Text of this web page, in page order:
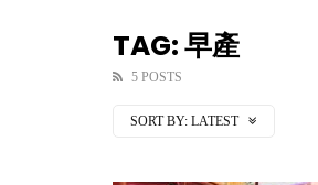
TAG: 早產
5 POSTS
SORT BY: LATEST